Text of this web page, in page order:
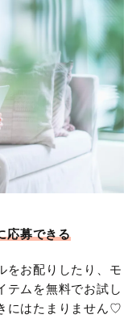
応募できる
をお配りしたり、モ
テムを無料でお試し
にはたまりません♡